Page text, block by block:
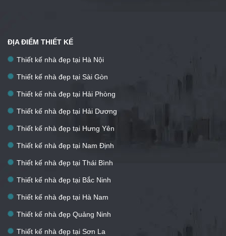
ĐỊA ĐIỂM THIẾT KẾ
Thiết kế nhà đẹp tại Hà Nội
Thiết kế nhà đẹp tại Sài Gòn
Thiết kế nhà đẹp tại Hải Phòng
Thiết kế nhà đẹp tại Hải Dương
Thiết kế nhà đẹp tại Hưng Yên
Thiết kế nhà đẹp tại Nam Định
Thiết kế nhà đẹp tại Thái Bình
Thiết kế nhà đẹp tại Bắc Ninh
Thiết kế nhà đẹp tại Hà Nam
Thiết kế nhà đẹp Quảng Ninh
Thiết kế nhà đẹp tại Sơn La